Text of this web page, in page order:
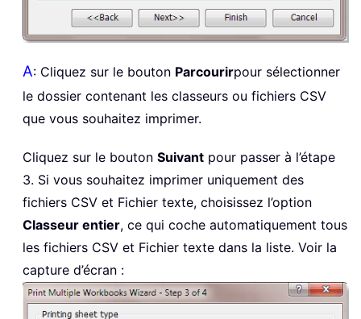
A: Cliquez sur le bouton Parcourirpour sélectionner
le dossier contenant les classeurs ou fichiers CSV
que vous souhaitez imprimer.
Cliquez sur le bouton Suivant pour passer à l’étape
3. Si vous souhaitez imprimer uniquement des
fichiers CSV et Fichier texte, choisissez l’option
Classeur entier, ce qui coche automatiquement tous
les fichiers CSV et Fichier texte dans la liste. Voir la
capture d’écran :